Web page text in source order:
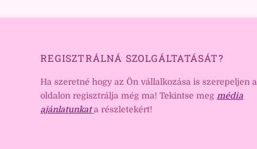
REGISZTRÁLNÁ SZOLGÁLTATÁSÁT?
Ha szeretné hogy az Ön vállalkozása is szerepeljen
oldalon regisztrálja még ma! Tekintse meg média
ajánlatunkat a részletekért!